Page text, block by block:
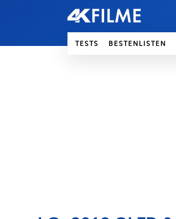
TESTS BESTENLISTEN